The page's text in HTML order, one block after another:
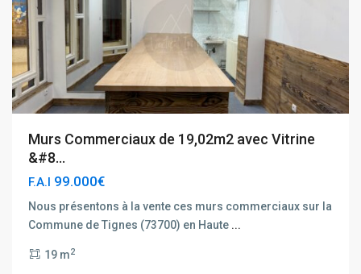
Murs Commerciaux de 19,02m2 avec Vitrine
&#8...
F.A.I 99.000€
Nous présentons à la vente ces murs commerciaux sur la
Commune de Tignes (73700) en Haute ...
19 m2
Hauts